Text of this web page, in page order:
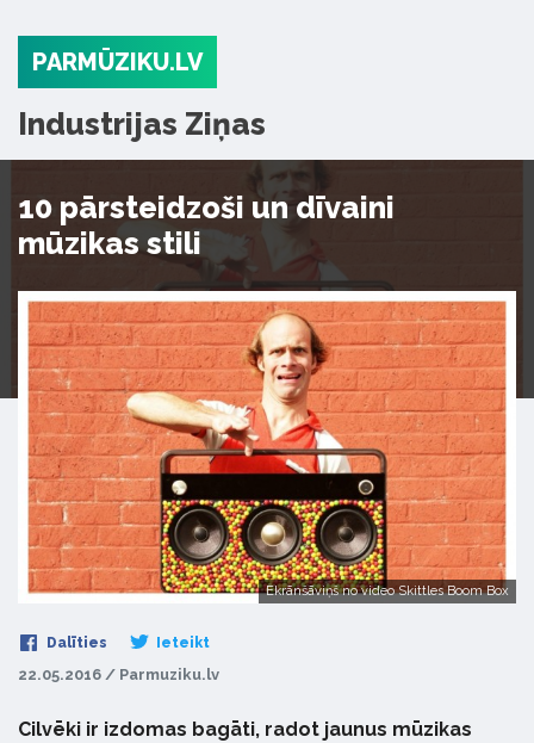
PARMŪZIKU.LV
Industrijas Ziņas
10 pārsteidzoši un dīvaini
mūzikas stili
Ekrānšāviņš no video Skittles Boom Box
Dalīties Ieteikt
22.05.2016 / Parmuziku.lv
Cilvēki ir izdomas bagāti, radot jaunus mūzikas